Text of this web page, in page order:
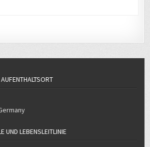
UND LEBENSLEITLINIE